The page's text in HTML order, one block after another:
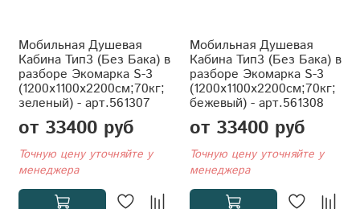
Мобильная Душевая
Кабина Тип3 (Без Бака) в
разборе Экомарка S-3
(1200x1100x2200см;70кг;
зеленый) - арт.561307
от 33400 руб
Точную цену уточняйте у
менеджера
Мобильная Душевая
Кабина Тип3 (Без Бака) в
разборе Экомарка S-3
(1200x1100x2200см;70кг;
бежевый) - арт.561308
от 33400 руб
Точную цену уточняйте у
менеджера